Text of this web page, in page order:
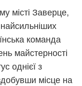
місті Заверце,
команда
майстерності
однієї з
місце на